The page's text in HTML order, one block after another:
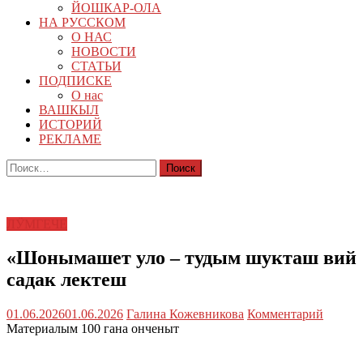
ЙОШКАР-ОЛА
НА РУССКОМ
О НАС
НОВОСТИ
СТАТЬИ
ПОДПИСКЕ
О нас
ВАШКЫЛ
ИСТОРИЙ
РЕКЛАМЕ
Найти:
«Шонымашет уло – тудым шукташ вий
садак лектеш
01.06.202601.06.2026 Галина Кожевникова Комментарий
Материалым 100 гана онченыт